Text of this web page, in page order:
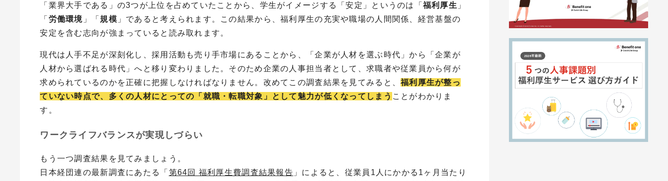
「業界大手である」の3つが上位を占めていたことから、学生がイメージする「安定」というのは「 福利厚生 」
「 労働環境 」「規模 」であると考えられます。 この結果から、福利厚生の充実や職場の人間関係、経営基盤の
安定を含む志向が強まっている と読み取れます。
現代は人手不足が深刻化し、採用活動も売り手市場にあることから、「企業が人材を選ぶ時代」から「企業が
人材から選ばれる時代」へと移り変わりました。そのため企業の人事担当者として、求職者や従業員から何が
求められているのかを正確に把握しなければなりません。改めてこの調査結果を見てみると、福利厚生が整っ
ていない時点で、多くの人材にとっての「就職・転職対象」として魅力が低くなってしまう ことがわかりま
す。
ワークライフバランスが実現しづらい
もう一つ調査結果を見てみましょう。
日本経団連の最新調査にあたる「 第64回 福利厚生費調査結果報告 」によると、従業員1人にかかる1ヶ月当たり